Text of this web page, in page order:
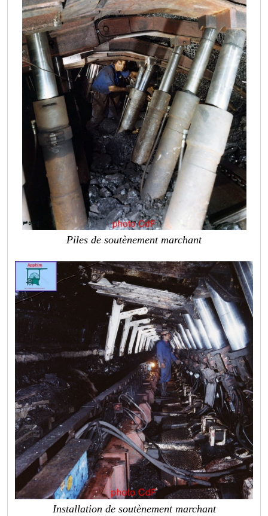
Piles de soutènement marchant
Installation de soutènement marchant